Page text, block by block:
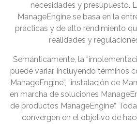
necesidades y presupuesto.
ManageEngine se basa en la
prácticas y de alto rendimiento
realidades y
Semánticamente, la
puede variar, incluyendo términos
ManageEngine”, “instalación de
en marcha de soluciones
de productos ManageEngine”.
convergen en el objetivo de